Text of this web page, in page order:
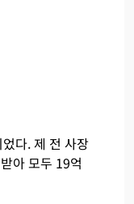
다. 제 전 사장
아 모두 19억